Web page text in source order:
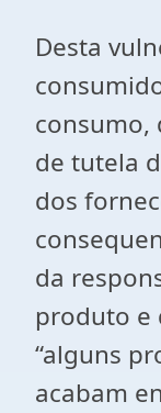
Desta
consumo,
de tutela
dos
da
produto e
“alguns
acabam